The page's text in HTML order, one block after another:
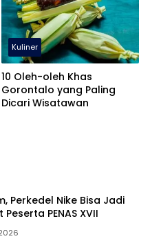
Kuliner
10 Oleh-oleh Khas
Gorontalo yang Paling
Dicari Wisatawan
Perkedel Nike Bisa Jadi
PENAS XVII